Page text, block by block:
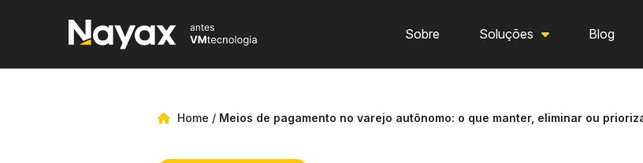
Sobre Soluções Blog
Home / Meios de pagamento no varejo autônomo: o que manter, eliminar ou